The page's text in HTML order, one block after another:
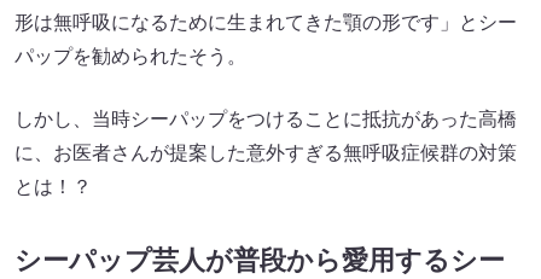
形は無呼吸になるために生まれてきた顎の形です」とシー
パップを勧められたそう。
しかし、当時シーパップをつけることに抵抗があった高橋
に、お医者さんが提案した意外すぎる無呼吸症候群の対策
とは！？
シーパップ芸人が普段から愛用するシー